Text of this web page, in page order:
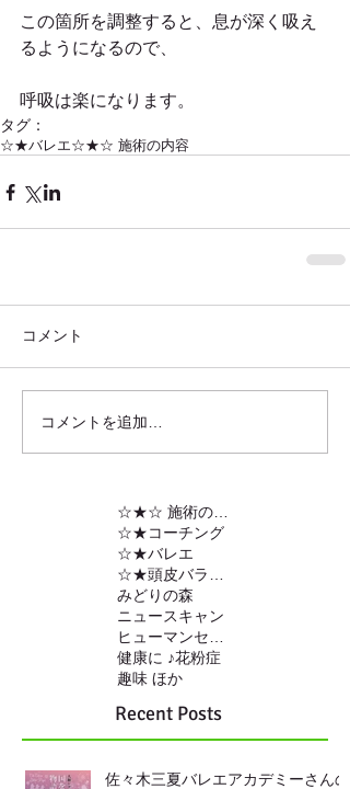
この箇所を調整すると、息が深く吸え
るようになるので、
呼吸は楽になります。
タグ：
☆★バレエ☆★☆ 施術の内容
コメント
コメントを追加…
☆★コーチング
☆★バレエ
みどりの森
ニュースキャン
健康に ♪花粉症
趣味 ほか
Recent Posts
佐々木三夏バレエアカデミーさんの